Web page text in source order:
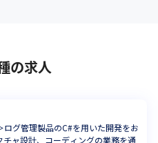
の求人
グ管理製品のC#を用いた開発をお
ャ設計、コーディングの業務を通